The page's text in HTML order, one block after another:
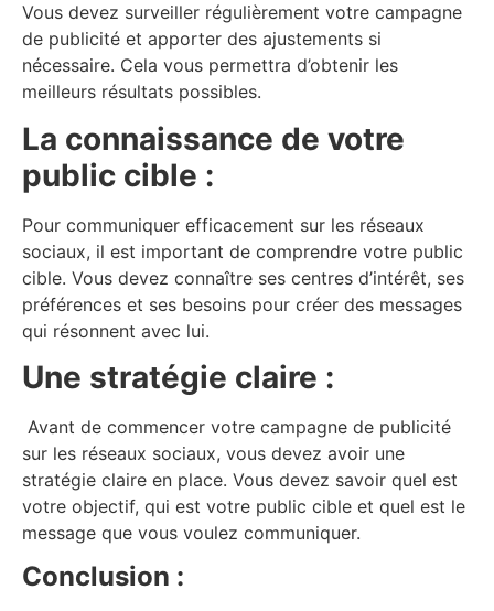
Vous devez surveiller régulièrement votre campagne
de publicité et apporter des ajustements si
nécessaire. Cela vous permettra d’obtenir les
meilleurs résultats possibles.
La connaissance de votre
public cible :
Pour communiquer efficacement sur les réseaux
sociaux, il est important de comprendre votre public
cible. Vous devez connaître ses centres d’intérêt, ses
préférences et ses besoins pour créer des messages
qui résonnent avec lui.
Une stratégie claire :
Avant de commencer votre campagne de publicité
sur les réseaux sociaux, vous devez avoir une
stratégie claire en place. Vous devez savoir quel est
votre objectif, qui est votre public cible et quel est le
message que vous voulez communiquer.
Conclusion :